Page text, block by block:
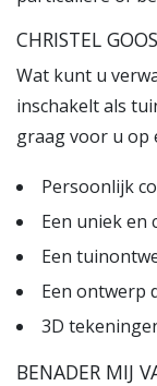
CHRISTEL
Wat kunt u
inschakelt als
graag voor u op
Persoonlijk
Een uniek en
Een
Een ontwerp
3D
BENADER MIJ